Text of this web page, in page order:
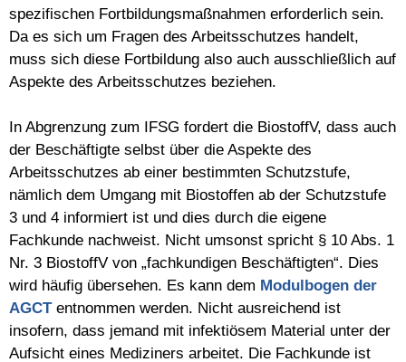
spezifischen Fortbildungsmaßnahmen erforderlich sein.
Da es sich um Fragen des Arbeitsschutzes handelt,
muss sich diese Fortbildung also auch ausschließlich auf
Aspekte des Arbeitsschutzes beziehen.
In Abgrenzung zum IFSG fordert die BiostoffV, dass auch
der Beschäftigte selbst über die Aspekte des
Arbeitsschutzes ab einer bestimmten Schutzstufe,
nämlich dem Umgang mit Biostoffen ab der Schutzstufe
3 und 4 informiert ist und dies durch die eigene
Fachkunde nachweist. Nicht umsonst spricht § 10 Abs. 1
Nr. 3 BiostoffV von „fachkundigen Beschäftigten“. Dies
wird häufig übersehen. Es kann dem Modulbogen der
AGCTentnommen werden. Nicht ausreichend ist
insofern, dass jemand mit infektiösem Material unter der
Aufsicht eines Mediziners arbeitet. Die Fachkunde ist